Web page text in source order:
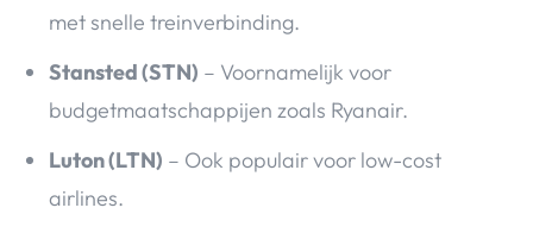
met snelle treinverbinding.
Stansted (STN) – Voornamelijk voor
budgetmaatschappijen zoals Ryanair.
Luton (LTN) – Ook populair voor low-cost
airlines.